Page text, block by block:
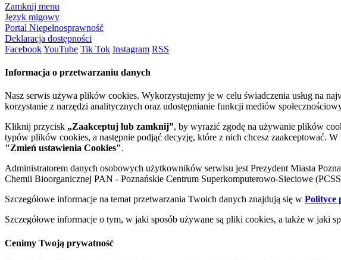
Zamknij menu
Język migowy
Portal Niepełnosprawność
Deklaracja dostępności
FacebookYouTube Tik Tok Instagram RSS
Informacja o przetwarzaniu danych
Nasz serwis używa plików cookies. Wykorzystujemy je w celu świadczenia usług na
korzystanie z narzędzi analitycznych oraz udostępnianie funkcji mediów
Kliknij przycisk „Zaakceptuj lub zamknij”, by wyrazić zgodę na używanie plików
typów plików cookies, a następnie podjąć decyzję, które z nich chcesz zaakceptować.
"Zmień ustawienia Cookies".
Administratorem danych osobowych użytkowników serwisu jest Prezydent Miasta
Chemii Bioorganicznej PAN - Poznańskie Centrum Superkomputerowo-Sieciowe
Szczegółowe informacje na temat przetwarzania Twoich danych znajdują się w Polityce
Szczegółowe informacje o tym, w jaki sposób używane są pliki cookies, a także w jaki
Cenimy Twoją prywatność